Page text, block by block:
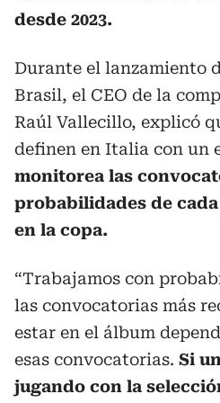
desde 2023.
Durante el lanzamiento
Brasil, el CEO de la
Raúl Vallecillo, explicó
definen en Italia con un
monitorea las
probabilidades de
en la copa.
“Trabajamos con
las convocatorias más
estar en el álbum
esas convocatorias. Si
jugando con la